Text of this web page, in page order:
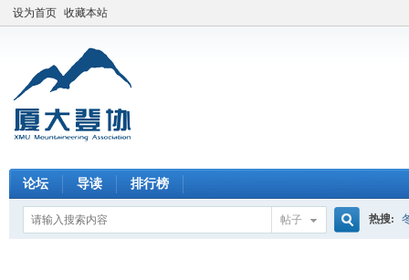
设为首页 收藏本站
论坛 导读 排行榜
帖子 热搜: